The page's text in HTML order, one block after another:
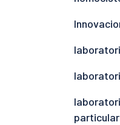
particular